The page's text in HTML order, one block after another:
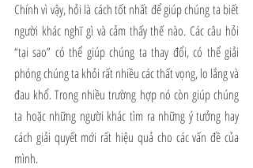
Chính vì vậy, hỏi là cách tốt nhất để giúp chúng ta biết
người khác nghĩ gì và cảm thấy thế nào. Các câu hỏi
“tại sao” có thể giúp chúng ta thay đổi, có thể giải
phóng chúng ta khỏi rất nhiều các thất vọng, lo lắng và
đau khổ. Trong nhiều trường hợp nó còn giúp chúng
ta hoặc những người khác tìm ra những ý tưởng hay
cách giải quyết mới rất hiệu quả cho các vấn đề của
mình.